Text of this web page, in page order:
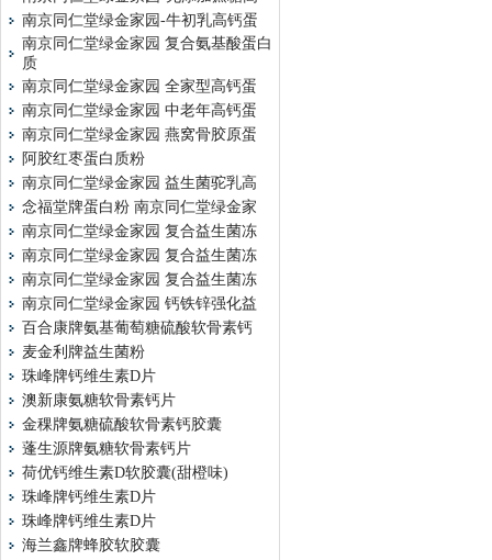
南京同仁堂绿金家园-牛初乳高钙蛋
南京同仁堂绿金家园 复合氨基酸蛋白
质
南京同仁堂绿金家园 全家型高钙蛋
南京同仁堂绿金家园 中老年高钙蛋
南京同仁堂绿金家园 燕窝骨胶原蛋
阿胶红枣蛋白质粉
南京同仁堂绿金家园 益生菌驼乳高
念福堂牌蛋白粉 南京同仁堂绿金家
南京同仁堂绿金家园 复合益生菌冻
南京同仁堂绿金家园 复合益生菌冻
南京同仁堂绿金家园 复合益生菌冻
南京同仁堂绿金家园 钙铁锌强化益
百合康牌氨基葡萄糖硫酸软骨素钙
麦金利牌益生菌粉
珠峰牌钙维生素D片
澳新康氨糖软骨素钙片
金稞牌氨糖硫酸软骨素钙胶囊
蓬生源牌氨糖软骨素钙片
荷优钙维生素D软胶囊(甜橙味)
珠峰牌钙维生素D片
珠峰牌钙维生素D片
海兰鑫牌蜂胶软胶囊